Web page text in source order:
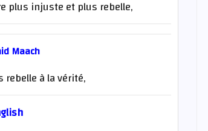
plus injuste et plus rebelle,
Maach
rebelle à la vérité,